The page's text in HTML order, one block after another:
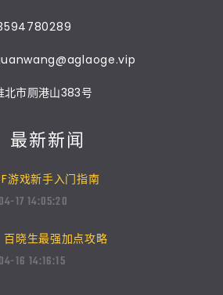
北市厕港山383号
最新新闻
游戏新手入门指南
17 14:05:20
百晓生最强加点攻略
16 14:16:15